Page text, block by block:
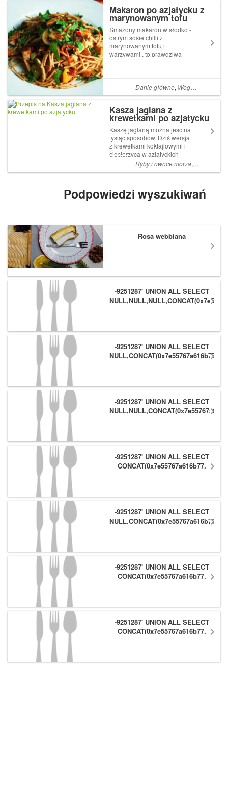
kaczka po azjatycku z
makaronem pojawił się poraz
pierwszy w Jak Po Maś...
Makaron po azjatycku z
marynowanym tofu
Smażony makaron w słodko -
ostrym sosie chilli z
marynowanym tofu i
warzywami , to prawdziwa
tofu, makaron i warzywa - to
ten przepis jest dla
Danie główne, Wegański obiad
Kasza jaglana z
krewetkami po azjatycku
Kaszę jaglaną można jeść na
tysiąc sposobów. Dziś wersja
z krewetkami koktajlowymi i
ciecierzycą w azjatyckich
smakach. Wystarczy zrobić
większą porcję i zabrać ze
na sypko. Kasza jaglana z
Ryby i owoce morza, Ryż i kasza
Podpowiedzi wyszukiwań
Rosa webbiana
-9251287' UNION ALL SELECT
-9251287' UNION ALL SELECT
NULL,CONCAT(0x7e55767a616b77,
-9251287' UNION ALL SELECT
-9251287' UNION ALL SELECT
CONCAT(0x7e55767a616b77,
-9251287' UNION ALL SELECT
NULL,CONCAT(0x7e55767a616b77,
-9251287' UNION ALL SELECT
CONCAT(0x7e55767a616b77,
-9251287' UNION ALL SELECT
CONCAT(0x7e55767a616b77,